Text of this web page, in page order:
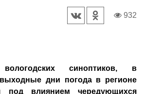
932
синоптиков, в
дни погода в регионе
под влиянием чередующихся